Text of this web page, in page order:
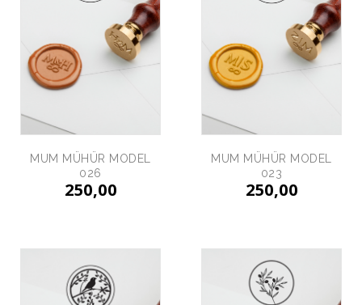
MUM MÜHÜR MODEL
026
250,00
MUM MÜHÜR MODEL
023
250,00